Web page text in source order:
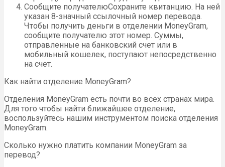
Сообщите получателюСохраните квитанцию. На ней
указан 8-значный ссылочный номер перевода.
Чтобы получить деньги в отделении MoneyGram,
сообщите получателю этот номер. Суммы,
отправленные на банковский счет или в
мобильный кошелек, поступают непосредственно
на счет.
Как найти отделение MoneyGram?
Отделения MoneyGram есть почти во всех странах мира.
Для того чтобы найти ближайшее отделение,
воспользуйтесь нашим инструментом поиска отделения
MoneyGram.
Сколько нужно платить компании MoneyGram за
перевод?